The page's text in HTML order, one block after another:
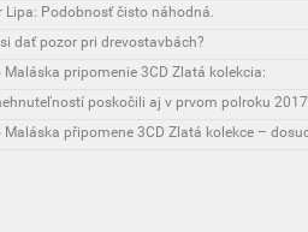
Lipa: Podobnosť čisto náhodná.
dať pozor pri drevostavbách?
pripomenie 3CD Zlatá kolekcia:
poskočili aj v prvom polroku 2017